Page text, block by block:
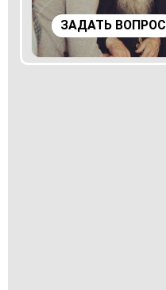
ЗАДАТЬ ВОПРОС